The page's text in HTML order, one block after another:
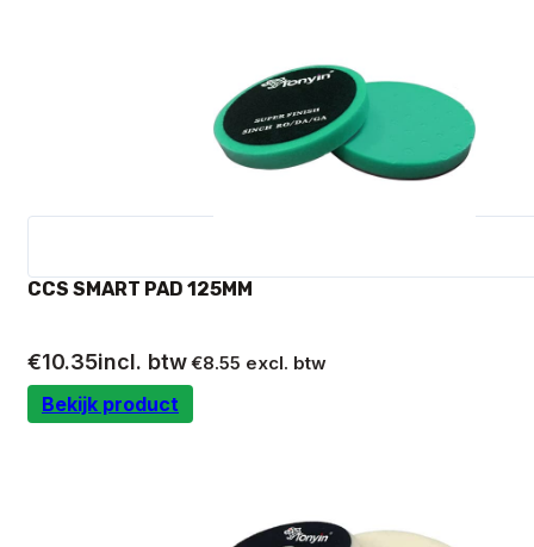
CCS SMART PAD 125MM
€10.35incl. btw€8.55 excl. btw
Bekijk product